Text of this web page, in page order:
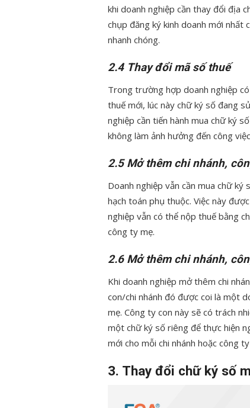
khi doanh nghiệp cần thay đổi địa
chụp đăng ký kinh doanh mới nhất
nhanh chóng.
2.4 Thay đổi mã số thuế
Trong trường hợp doanh nghiệp
thuế mới, lúc này chữ ký số đang
nghiệp cần tiến hành mua chữ ký
không làm ảnh hưởng đến công
2.5 Mở thêm chi nhánh,
Doanh nghiệp vẫn cần mua chữ
hạch toán phụ thuộc. Việc này
nghiệp vẫn có thể nộp thuế bằng
công ty mẹ.
2.6 Mở thêm chi nhánh,
Khi doanh nghiệp mở thêm chi
con/chi nhánh đó được coi là một
mẹ. Công ty con này sẽ có trách
một chữ ký số riêng để thực hiện
mới cho mỗi chi nhánh hoặc công
3. Thay đổi chữ ký số